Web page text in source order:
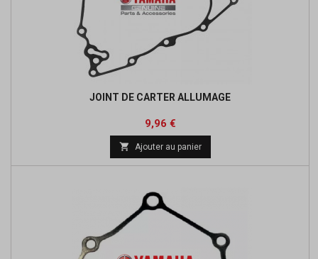
JOINT DE CARTER ALLUMAGE
Prix
9,96 €Prix
base
 Ajouter au panier